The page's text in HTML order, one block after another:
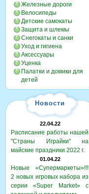
Железные дороги
Велосипеды
Детские самокаты
Защита и шлемы
Снегокаты и санки
Уход и гигиена
Аксессуары
Уценка
Палатки и домики для
детей
Новости
22.04.22
Расписание работы нашей
"Страны Играйки" на
майские праздники 2022 г.
01.04.22
Новые «Супермаркеты»!!!
2 новых игровых набора из
серии «Super Market» с